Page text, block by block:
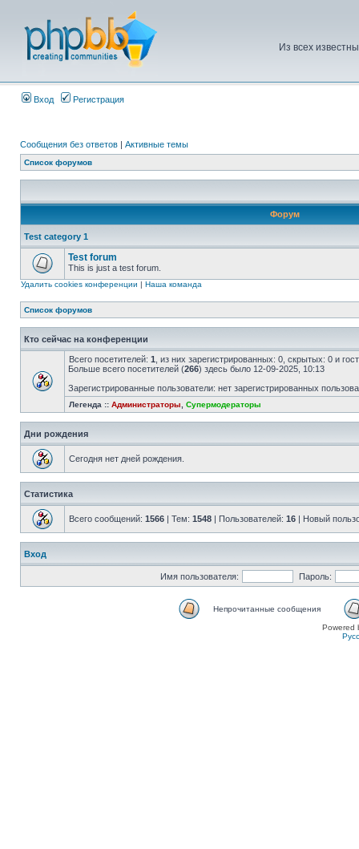
Из всех
Вход Регистрация
Сообщения без ответов | Активные темы
Список форумов
Форум
Test category 1
Test forum
This is just a test forum.
Удалить cookies конференции | Наша команда
Список форумов
Кто сейчас на конференции
Всего посетителей: 1 , из них зарегистрированных: 0, скрытых: 0 и
Больше всего посетителей (266) здесь было 12-09-2025, 10:13
Зарегистрированные пользователи: нет зарегистрированных
Легенда :: Администраторы Супермодераторы
Дни рождения
Сегодня нет дней рождения.
Статистика
Всего сообщений: 1566 | Тем: 1548 | Пользователей: 16 | Новый
Вход
Имя пользователя: Пароль:
Непрочитанные сообщения
Powered